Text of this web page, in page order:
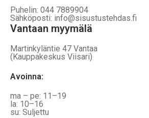
Puhelin: 044 7889904
Sähköposti: info@sisustustehdas.fi
Vantaan myymälä
Martinkyläntie 47 Vantaa
(Kauppakeskus Viisari)
Avoinna:
ma – pe: 11–19
la: 10–16
su: Suljettu